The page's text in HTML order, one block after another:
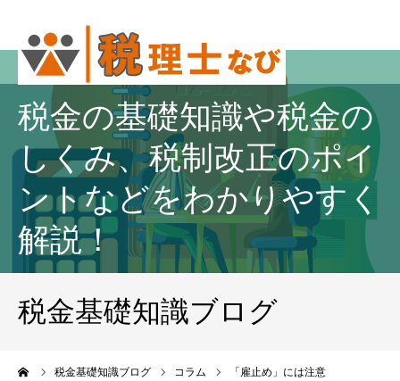
税金の基礎知識や税金の
しくみ、税制改正のポイ
ントなどをわかりやすく
解説！
税金基礎知識ブログ
税金基礎知識ブログ コラム 「雇止め」には注意